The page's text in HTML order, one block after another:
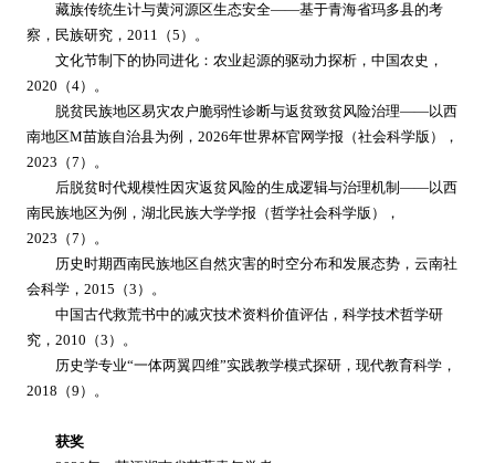
藏族传统生计与黄河源区生态安全——基于青海省玛多县的考
察，民族研究，2011（5）。
文化节制下的协同进化：农业起源的驱动力探析，中国农史，
2020（4）。
脱贫民族地区易灾农户脆弱性诊断与返贫致贫风险治理——以西
南地区M苗族自治县为例，2026年世界杯官网学报（社会科学版），
2023（7）。
后脱贫时代规模性因灾返贫风险的生成逻辑与治理机制——以西
南民族地区为例，湖北民族大学学报（哲学社会科学版），
2023（7）。
历史时期西南民族地区自然灾害的时空分布和发展态势，云南社
会科学，2015（3）。
中国古代救荒书中的减灾技术资料价值评估，科学技术哲学研
究，2010（3）。
历史学专业“一体两翼四维”实践教学模式探研，现代教育科学，
2018（9）。
获奖